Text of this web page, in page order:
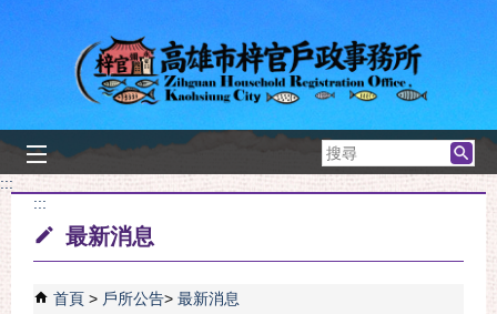
搜
尋
:::
:::
最新消息
首頁 戶所公告 最新消息